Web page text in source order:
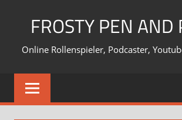
FROSTY PEN AND
Online Rollenspieler, Podcaster,